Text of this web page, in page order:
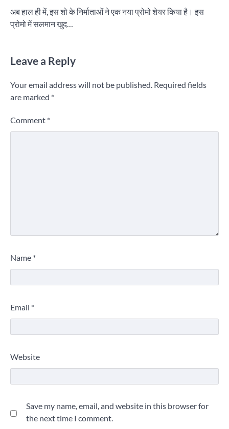
अब हाल ही में, इस शो के निर्माताओं ने एक नया प्रोमो शेयर किया है। इस
प्रोमो में सलमान खुद…
Leave a Reply
Your email address will not be published. Required fields
are marked *
Comment *
Name *
Email *
Website
Save my name, email, and website in this browser for
the next time I comment.